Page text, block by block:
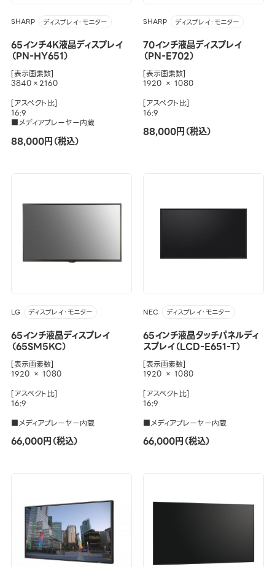
SHARP ディスプレイ・モニター
65インチ4K液晶ディスプレイ
（PN-HY651）
[表示画素数]
3840×2160
[アスペクト比]
16:9
■メディアプレーヤー内蔵
88,000円（税込）
SHARP ディスプレイ・モニター
70インチ液晶ディスプレイ
（PN-E702）
[表示画素数]
1920 × 1080
[アスペクト比]
16:9
88,000円（税込）
LG ディスプレイ・モニター
65インチ液晶ディスプレイ
（65SM5KC）
[表示画素数]
1920 × 1080
[アスペクト比]
16:9
■メディアプレーヤー内蔵
66,000円（税込）
NEC ディスプレイ・モニター
65インチ液晶タッチパネルディ
スプレイ（LCD-E651-T）
[表示画素数]
1920 × 1080
[アスペクト比]
16:9
■メディアプレーヤー内蔵
66,000円（税込）